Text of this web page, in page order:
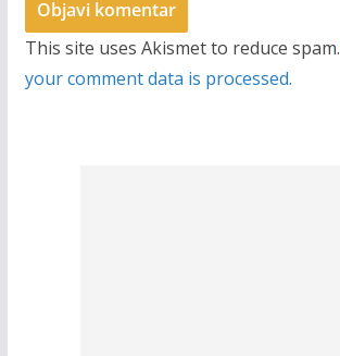
This site uses Akismet to reduce spam.
your comment data is processed.